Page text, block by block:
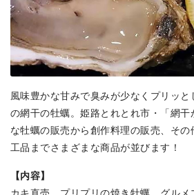
風味豊かな甘みで臭みが少なくプリッ
の網干の牡蠣。姫路とれとれ市・「網
な牡蠣の販売から創作料理の販売、その
工品までさまざまな商品が並びます！
【内容】